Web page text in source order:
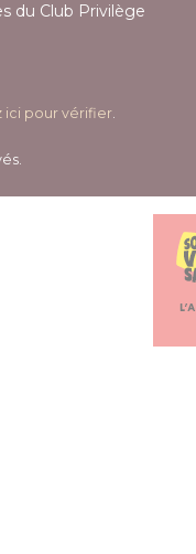
du Club Privilège
ici pour vérifier.